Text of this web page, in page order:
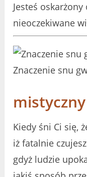
Jesteś
nieoczekiwane
Znaczenie snu
mistyczny
Kiedy śni Ci się,
iż fatalnie
gdyż ludzie